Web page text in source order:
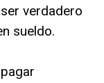
verdadero
sueldo.